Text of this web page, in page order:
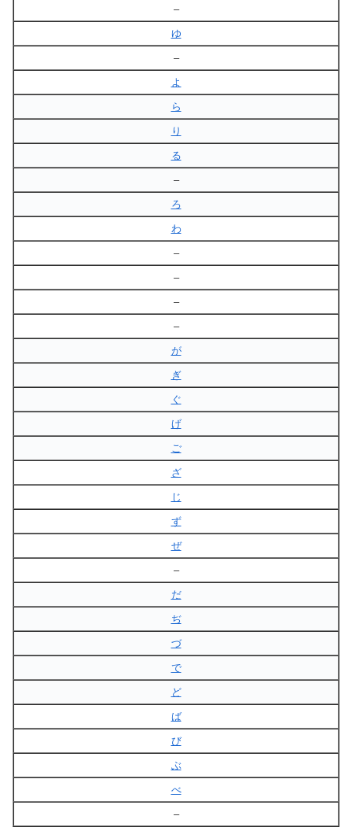
–
ゆ
–
よ
ら
り
る
–
ろ
わ
–
–
–
–
が
ぎ
ぐ
げ
ご
ざ
じ
ず
ぜ
–
だ
ぢ
づ
で
ど
ば
び
ぶ
べ
–